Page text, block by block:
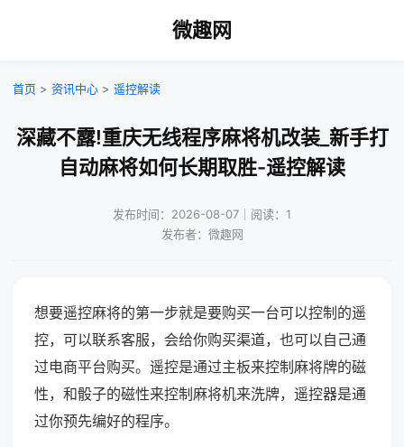
微趣网
首页 > 资讯中心 > 遥控解读
深藏不露!重庆无线程序麻将机改装_新手打
自动麻将如何长期取胜-遥控解读
发布时间：2026-08-07｜阅读：1
发布者：微趣网
想要遥控麻将的第一步就是要购买一台可以控制的遥
控，可以联系客服，会给你购买渠道，也可以自己通
过电商平台购买。遥控是通过主板来控制麻将牌的磁
性，和骰子的磁性来控制麻将机来洗牌，遥控器是通
过你预先编好的程序。